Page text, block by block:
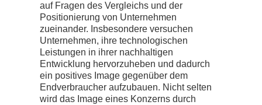
auf Fragen des Vergleichs und der
Positionierung von Unternehmen
zueinander. Insbesondere versuchen
Unternehmen, ihre technologischen
Leistungen in ihrer nachhaltigen
Entwicklung hervorzuheben und dadurch
ein positives Image gegenüber dem
Endverbraucher aufzubauen. Nicht selten
wird das Image eines Konzerns durch